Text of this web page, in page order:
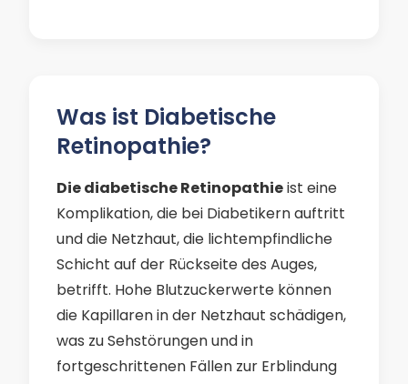
Was ist Diabetische
Retinopathie?
Die diabetische Retinopathieist eine
Komplikation, die bei Diabetikern auftritt
und die Netzhaut, die lichtempfindliche
Schicht auf der Rückseite des Auges,
betrifft. Hohe Blutzuckerwerte können
die Kapillaren in der Netzhaut schädigen,
was zu Sehstörungen und in
fortgeschrittenen Fällen zur Erblindung